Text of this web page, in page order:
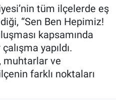
tüm ilçelerde eş
“Sen Ben Hepimiz!
kapsamında
yapıldı.
muhtarlar ve
farklı noktaları
ve Fikstür